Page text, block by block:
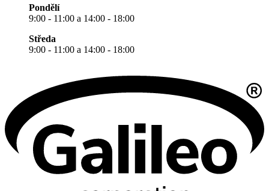
Pondělí
9:00 - 11:00 a 14:00 - 18:00
Středa
9:00 - 11:00 a 14:00 - 18:00